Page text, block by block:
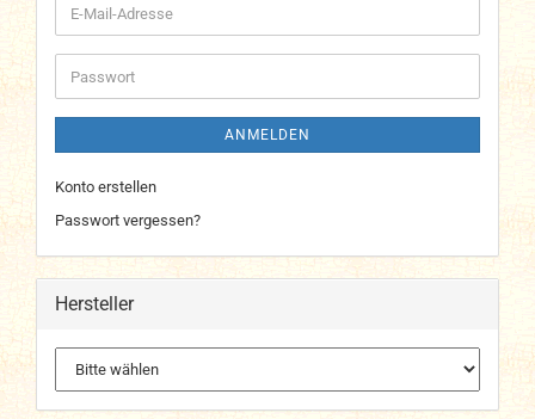
E-
Mail-
Adresse
Passwort
ANMELDEN
Konto erstellen
Passwort vergessen?
Hersteller